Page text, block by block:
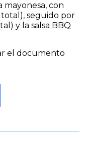
mayonesa, con
total), seguido por
y la salsa BBQ
el documento